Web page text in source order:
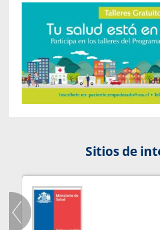
Sitios de